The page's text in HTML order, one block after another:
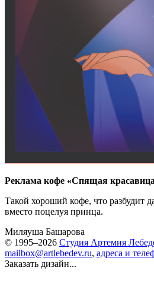
Реклама кофе «Спящая
Такой хороший кофе, что разбудит
вместо поцелуя принца.
Миляуша Башарова
© 1995–2026 Студия Артемия
mailbox@artlebedev.ru, адреса и
Заказать дизайн...